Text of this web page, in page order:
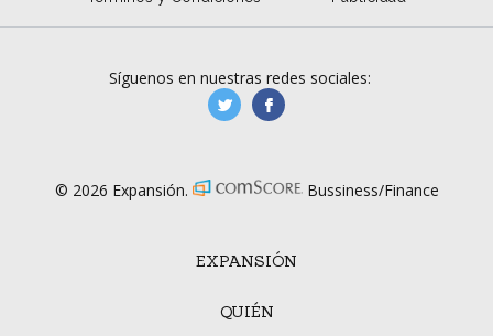
EXPANSIÓN
QUIÉN
Síguenos en nuestras redes sociales:
manufacturaGE
© 2026 Expansión. Bussiness/Finance